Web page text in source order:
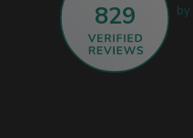
829 by